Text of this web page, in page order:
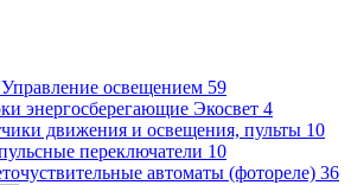
Управление освещением 59
энергосберегающие Экосвет 4
движения и освещения, пульты 10
переключатели 10
автоматы (фотореле) 36